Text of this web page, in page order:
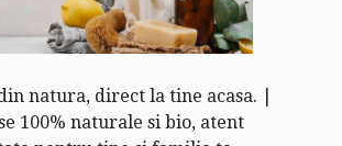
natura, direct la tine acasa. |
100% naturale si bio, atent